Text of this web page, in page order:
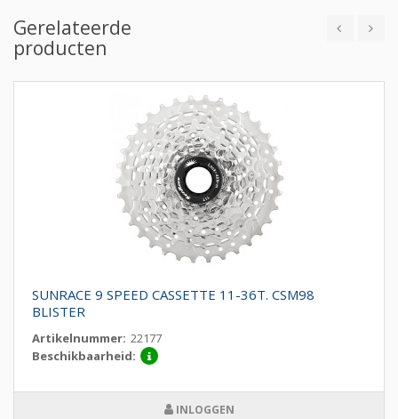
Gerelateerde
producten
SUNRACE 9 SPEED CASSETTE 11-36T. CSM98
BLISTER
Artikelnummer: 22177
Beschikbaarheid:
INLOGGEN